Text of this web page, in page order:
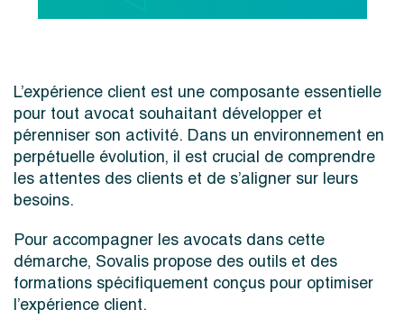
L’expérience client est une composante essentielle
pour tout avocat souhaitant développer et
pérenniser son activité. Dans un environnement en
perpétuelle évolution, il est crucial de comprendre
les attentes des clients et de s’aligner sur leurs
besoins.
Pour accompagner les avocats dans cette
démarche, Sovalis propose des outils et des
formations spécifiquement conçus pour optimiser
l’expérience client.